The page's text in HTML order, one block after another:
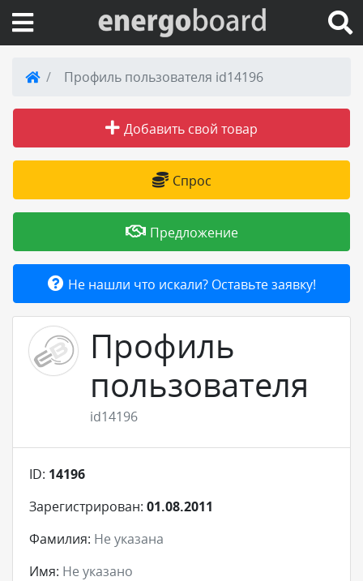
Вход на сайт
Поиск по сайту
Публикации
Справка
Товары и услуги
Добавить товар или услугу
Профиль пользователя id14196
Добавить свой товар
Спрос
Предложение
Не нашли что искали? Оставьте заявку!
Профиль
пользователя
id14196
ID: 14196
Зарегистрирован: 01.08.2011
Фамилия: Не указана
Имя: Не указано